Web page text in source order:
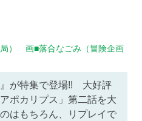
） 画■落合なごみ（冒険企画
が特集で登場!! 大好評
ポカリプス」第二話を大
はもちろん、リプレイで